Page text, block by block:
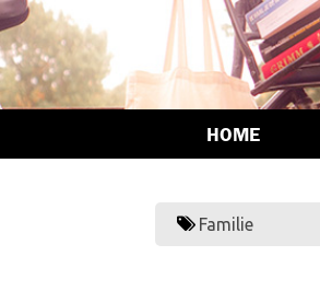
HOME
Familie